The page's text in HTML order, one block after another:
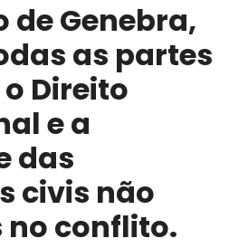
de Genebra,
as partes
Direito
e a
das
civis não
conflito.